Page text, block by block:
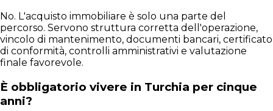
No. L'acquisto immobiliare è solo una parte del
percorso. Servono struttura corretta dell'operazione,
vincolo di mantenimento, documenti bancari, certificato
di conformità, controlli amministrativi e valutazione
finale favorevole.
È obbligatorio vivere in Turchia per cinque
anni?